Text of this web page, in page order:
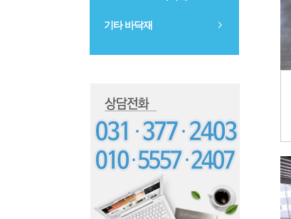
기타 바닥재